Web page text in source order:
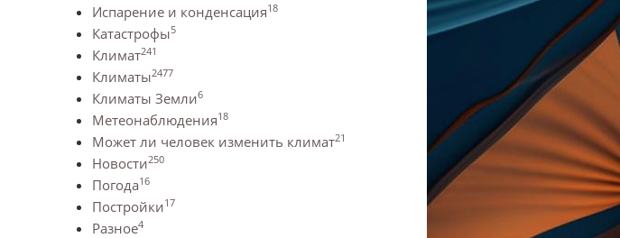
Испарение и конденсация18
Катастрофы5
Климат241
Климаты2477
Климаты Земли6
Метеонаблюдения18
Может ли человек изменить климат21
Новости250
Погода16
Постройки17
Разное4